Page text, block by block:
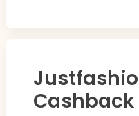
Cashback